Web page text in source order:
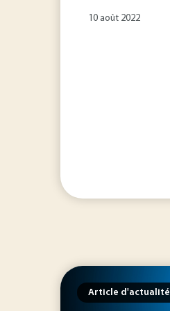
10 août 2022
Article d'actualité